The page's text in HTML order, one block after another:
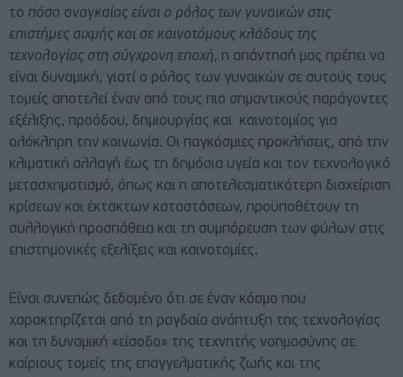
το πόσο αναγκαίος είναι ο ρόλος των γυναικών στις
επιστήμες αιχμής και σε καινοτόμους κλάδους της
τεχνολογίας στη σύγχρονη εποχή, η απάντησή μας πρέπει να
είναι δυναμική, γιατί ο ρόλος των γυναικών σε αυτούς τους
τομείς αποτελεί έναν από τους πιο σημαντικούς παράγοντες
εξέλιξης, προόδου, δημιουργίας και καινοτομίας για
ολόκληρη την κοινωνία. Οι παγκόσμιες προκλήσεις, από την
κλιματική αλλαγή έως τη δημόσια υγεία και τον τεχνολογικό
μετασχηματισμό, όπως και η αποτελεσματικότερη διαχείριση
κρίσεων και έκτακτων καταστάσεων, προϋποθέτουν τη
συλλογική προσπάθεια και τη συμπόρευση των φύλων στις
επιστημονικές εξελίξεις και καινοτομίες.
Είναι συνεπώς δεδομένο ότι σε έναν κόσμο που
χαρακτηρίζεται από τη ραγδαία ανάπτυξη της τεχνολογίας
και τη δυναμική «είσοδο» της τεχνητής νοημοσύνης σε
καίριους τομείς της επαγγελματικής ζωής και της